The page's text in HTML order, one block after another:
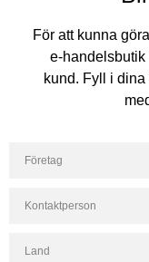
För att kunna
e-handelsbutik
kund. Fyll i